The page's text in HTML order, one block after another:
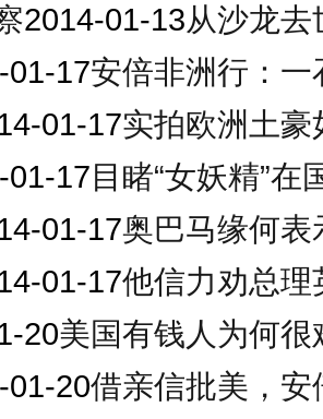
2014-01-13从沙龙
01-17安倍非洲行：
01-17实拍欧洲土豪
01-17目睹“女妖精”
01-17奥巴马缘何表
01-17他信力劝总理
20美国有钱人为何很
01-20借亲信批美，